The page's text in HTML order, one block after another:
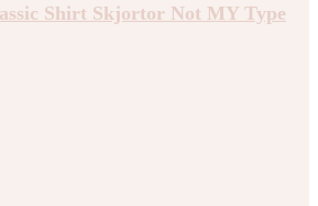
Shirt Skjortor Not MY Type